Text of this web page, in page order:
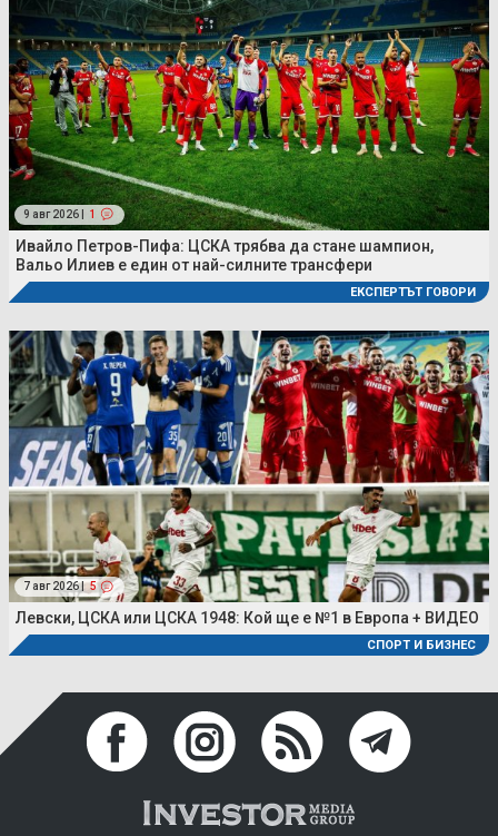
9 авг 2026 | 1
Ивайло Петров-Пифа: ЦСКА трябва да стане шампион,
Вальо Илиев е един от най-силните трансфери
ЕКСПЕРТЪТ ГОВОРИ
7 авг 2026 | 5
Левски, ЦСКА или ЦСКА 1948: Кой ще е №1 в Европа + ВИДЕО
СПОРТ И БИЗНЕС